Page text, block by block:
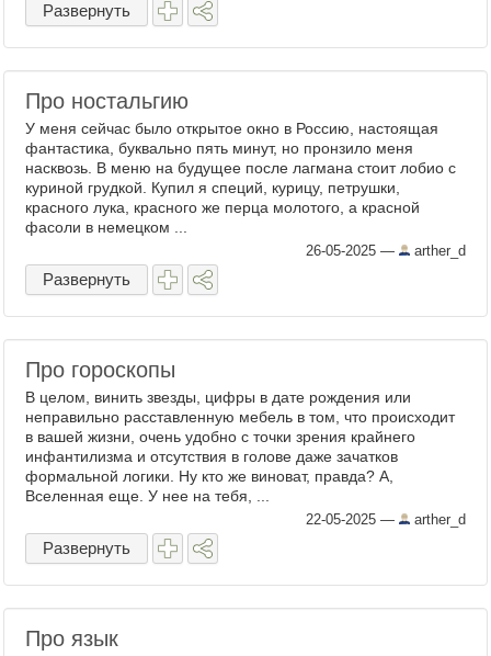
Развернуть
Про ностальгию
У меня сейчас было открытое окно в Россию, настоящая
фантастика, буквально пять минут, но пронзило меня
насквозь. В меню на будущее после лагмана стоит лобио с
куриной грудкой. Купил я специй, курицу, петрушки,
красного лука, красного же перца молотого, а красной
фасоли в немецком ...
26-05-2025 — arther_d
Развернуть
Про гороскопы
В целом, винить звезды, цифры в дате рождения или
неправильно расставленную мебель в том, что происходит
в вашей жизни, очень удобно с точки зрения крайнего
инфантилизма и отсутствия в голове даже зачатков
формальной логики. Ну кто же виноват, правда? А,
Вселенная еще. У нее на тебя, ...
22-05-2025 — arther_d
Развернуть
Про язык